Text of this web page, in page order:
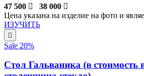
47 500
38 000
Цена указана на изделие на фото и
ИЗУЧИТЬ
Sale 20%
Стол Гальваника (в стоимость